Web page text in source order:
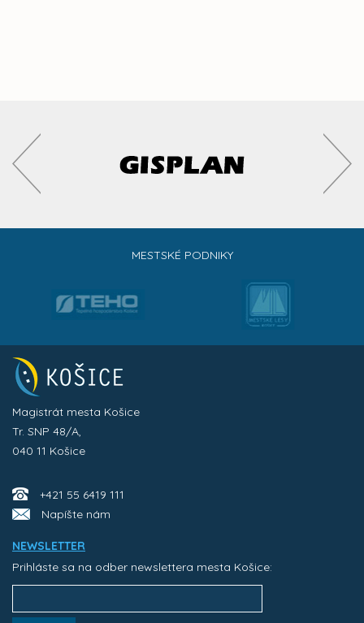
MESTSKÉ PODNIKY
Magistrát mesta Košice
Tr. SNP 48/A,
040 11 Košice
+421 55 6419 111
Napíšte nám
NEWSLETTER
Prihláste sa na odber newslettera mesta Košice: